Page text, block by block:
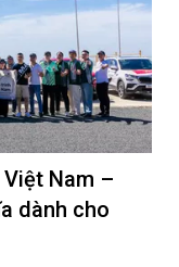
Nam –
dành cho